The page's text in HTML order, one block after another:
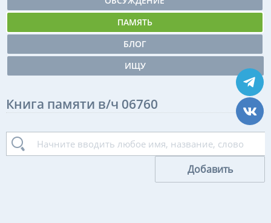
ПАМЯТЬ
БЛОГ
ИЩУ
Книга памяти в/ч 06760
Добавить